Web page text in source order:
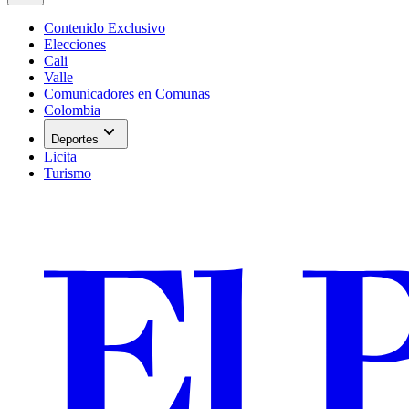
Contenido Exclusivo
Elecciones
Cali
Valle
Comunicadores en Comunas
Colombia
Deportes expand_more
Licita
Turismo